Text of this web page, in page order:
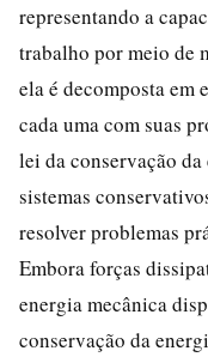
representando a
trabalho por meio de
ela é decomposta em
cada uma com suas
lei da conservação
sistemas
resolver problemas
Embora forças
energia mecânica
conservação da